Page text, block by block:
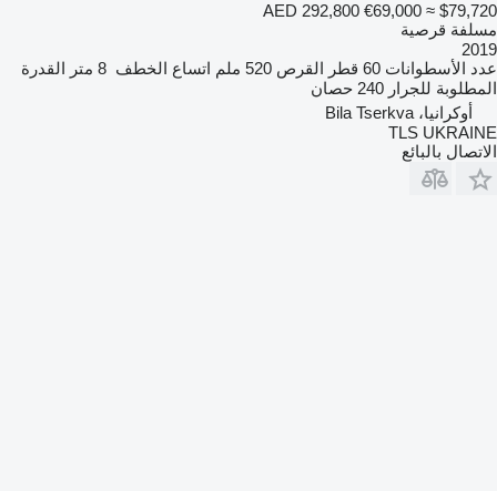
AED 292,800 €69,000 ≈ $79,720
مسلفة قرصية
2019
عدد الأسطوانات 60 قطر القرص 520 ملم اتساع الخطف 8 متر
القدرة
المطلوبة للجرار 240 حصان
أوكرانيا، Bila Tserkva
TLS UKRAINE
الاتصال بالبائع